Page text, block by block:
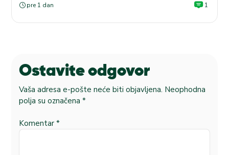
pre 1 dan 1
Ostavite odgovor
Vaša adresa e-pošte neće biti objavljena. Neophodna
polja su označena *
Komentar *